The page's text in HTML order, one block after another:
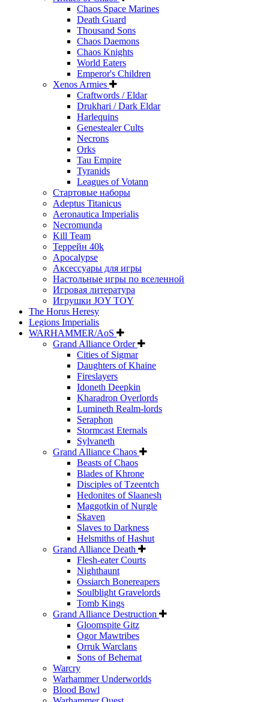
Chaos Space Marines
Death Guard
Thousand Sons
Chaos Daemons
Chaos Knights
World Eaters
Emperor's Children
Xenos Armies
Craftwords / Eldar
Drukhari / Dark Eldar
Harlequins
Genestealer Cults
Necrons
Orks
Tau Empire
Tyranids
Leagues of Votann
Стартовые наборы
Adeptus Titanicus
Aeronautica Imperialis
Necromunda
Kill Team
Террейн 40k
Apocalypse
Аксессуары для игры
Настольные игры по вселенной
Игровая литература
Игрушки JOY TOY
The Horus Heresy
Legions Imperialis
WARHAMMER/AoS
Grand Alliance Order
Cities of Sigmar
Daughters of Khaine
Fireslayers
Idoneth Deepkin
Kharadron Overlords
Lumineth Realm-lords
Seraphon
Stormcast Eternals
Sylvaneth
Grand Alliance Chaos
Beasts of Chaos
Blades of Khrone
Disciples of Tzeentch
Hedonites of Slaanesh
Maggotkin of Nurgle
Skaven
Slaves to Darkness
Helsmiths of Hashut
Grand Alliance Death
Flesh-eater Courts
Nighthaunt
Ossiarch Bonereapers
Soulblight Gravelords
Tomb Kings
Grand Alliance Destruction
Gloomspite Gitz
Ogor Mawtribes
Orruk Warclans
Sons of Behemat
Warcry
Warhammer Underworlds
Blood Bowl